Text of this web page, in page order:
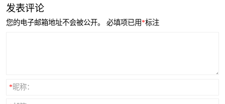
发表评论
您的电子邮箱地址不会被公开。 必填项已用*标注
*昵称：